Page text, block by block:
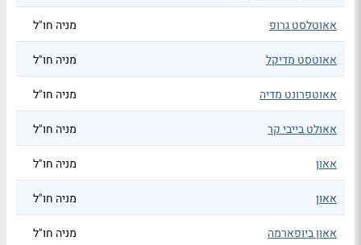
אאוטלסט גרופ מניה חו"ל
אאוטסט מדיקל מניה חו"ל
אאוטפרונט מדיה מניה חו"ל
אאולט בייבי קר מניה חו"ל
אאון מניה חו"ל
אאון מניה חו"ל
אאון ביופארמה מניה חו"ל